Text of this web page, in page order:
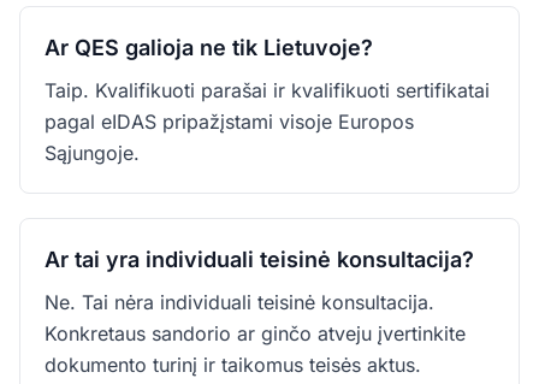
Ar QES galioja ne tik Lietuvoje?
Taip. Kvalifikuoti parašai ir kvalifikuoti sertifikatai
pagal eIDAS pripažįstami visoje Europos
Sąjungoje.
Ar tai yra individuali teisinė konsultacija?
Ne. Tai nėra individuali teisinė konsultacija.
Konkretaus sandorio ar ginčo atveju įvertinkite
dokumento turinį ir taikomus teisės aktus.